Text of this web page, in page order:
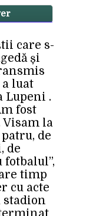
care s-
și
a luat
Lupeni .
fost
Visam la
de
de
timp
cu acte
stadion